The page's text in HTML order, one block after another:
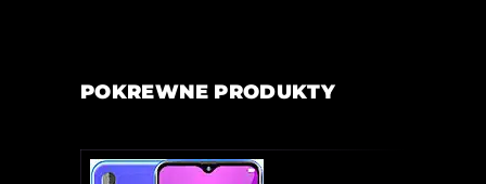
POKREWNE PRODUKTY